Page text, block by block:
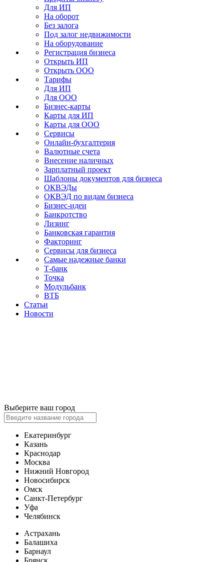
Для ИП
На оборот
Без залога
Под залог недвижимости
На оборудование
Регистрация бизнеса
Открыть ИП
Открыть ООО
Тарифы
Для ИП
Для ООО
Бизнес-карты
Карты для ИП
Карты для ООО
Сервисы
Онлайн-бухгалтерия
Валютные счета
Внесение наличных
Зарплатный проект
Шаблоны документов для бизнеса
ОКВЭДы
ОКВЭД по видам бизнеса
Бизнес-идеи
Банкротство
Лизинг
Банковская гарантия
Факторинг
Сервисы для бизнеса
Самые надежные банки
Т-банк
Точка
Модульбанк
ВТБ
Статьи
Новости
Выберите ваш город
Екатеринбург
Казань
Краснодар
Москва
Нижний Новгород
Новосибирск
Омск
Санкт-Петербург
Уфа
Челябинск
Астрахань
Балашиха
Барнаул
Брянск